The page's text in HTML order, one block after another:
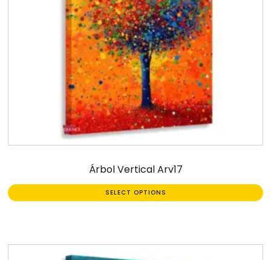
Árbol Vertical Arv17
SELECT OPTIONS